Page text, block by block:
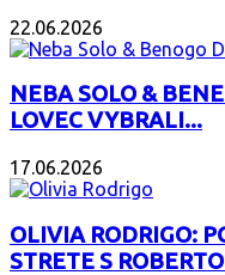
22.06.2026
NEBA SOLO &
LOVEC VYBRALI...
17.06.2026
OLIVIA RODRIGO:
STRETE S